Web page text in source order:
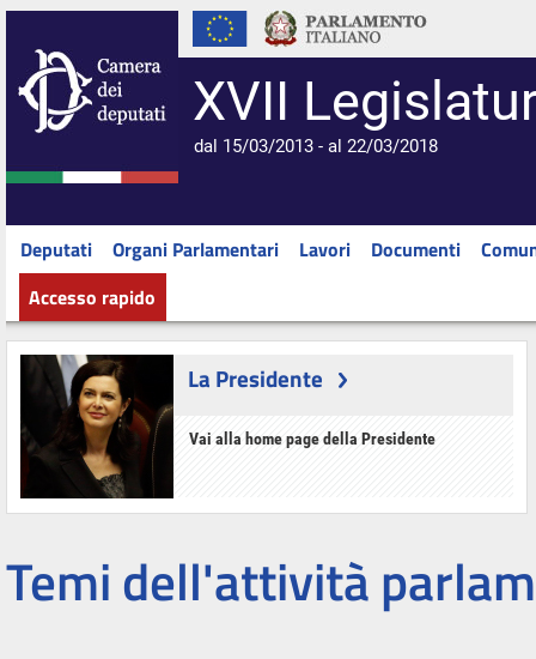
XVII
dal 15/03/2013 - al 22/03/2018
Deputati Organi Parlamentari Lavori Documenti
Accesso rapido
La Presidente
Vai alla home page della Presidente
Temi dell'attività